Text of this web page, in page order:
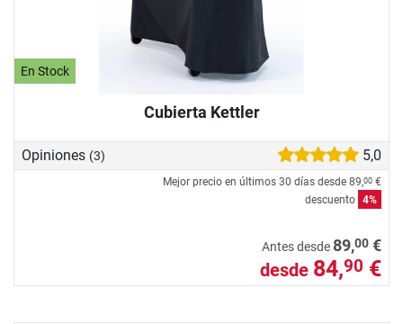
En Stock
Cubierta Kettler
Opiniones (3) 5,0
Mejor precio en últimos 30 días desde 89,00 €
descuento 4%
Antes desde89,00 €
desde 84,90 €